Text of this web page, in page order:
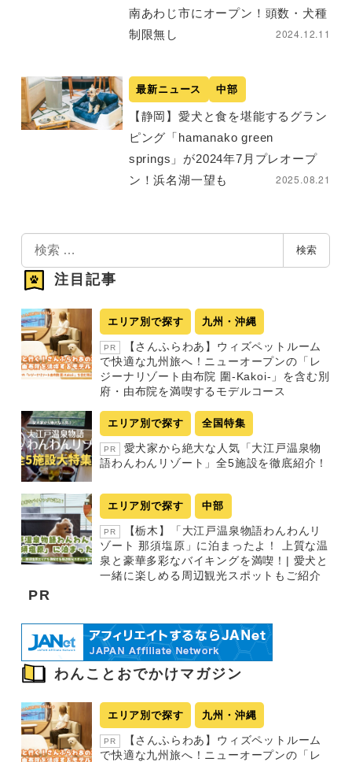
南あわじ市にオープン！頭数・犬種
制限無し
2024.12.11
最新ニュース 中部
【静岡】愛犬と食を堪能するグラン
ピング「hamanako green
springs」が2024年7月プレオープ
ン！浜名湖一望も
2025.08.21
検
索
検索
注目記事
エリア別で探す 九州・沖縄
PR
【さんふらわあ】ウィズペットルーム
で快適な九州旅へ！ニューオープンの「レ
ジーナリゾート由布院 圍-Kakoi-」を含む別
府・由布院を満喫するモデルコース
エリア別で探す 全国特集
PR
愛犬家から絶大な人気「大江戸温泉物
語わんわんリゾート」全5施設を徹底紹介！
エリア別で探す 中部
PR
【栃木】「大江戸温泉物語わんわんリ
ゾート 那須塩原」に泊まったよ！ 上質な温
泉と豪華多彩なバイキングを満喫！| 愛犬と
一緒に楽しめる周辺観光スポットもご紹介
PR
わんことおでかけマガジン
エリア別で探す 九州・沖縄
PR
【さんふらわあ】ウィズペットルーム
で快適な九州旅へ！ニューオープンの「レ